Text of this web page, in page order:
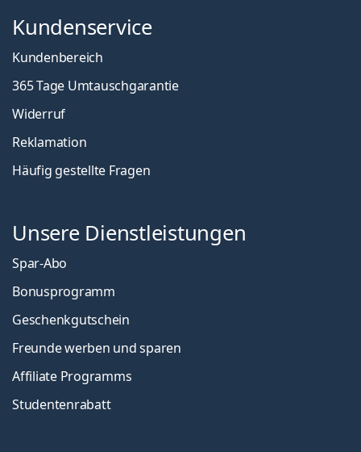
Kundenservice
Kundenbereich
365 Tage Umtauschgarantie
Widerruf
Reklamation
Häufig gestellte Fragen
Unsere Dienstleistungen
Spar-Abo
Bonusprogramm
Geschenkgutschein
Freunde werben und sparen
Affiliate Programms
Studentenrabatt